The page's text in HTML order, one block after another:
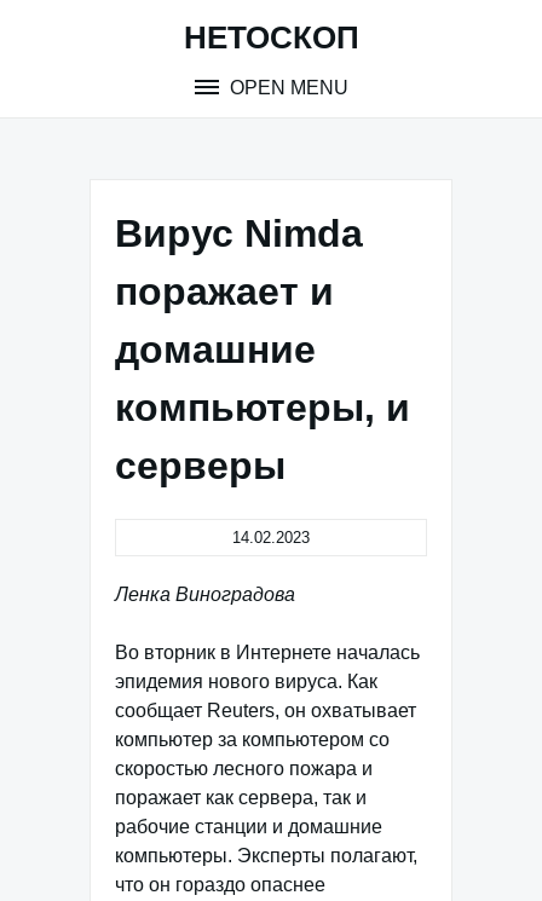
НЕТОСКОП
OPEN MENU
Вирус Nimda
поражает и
домашние
компьютеры, и
серверы
14.02.2023
Ленка Виноградова
Во вторник в Интернете началась
эпидемия нового вируса. Как
сообщает Reuters, он охватывает
компьютер за компьютером со
скоростью лесного пожара и
поражает как сервера, так и
рабочие станции и домашние
компьютеры. Эксперты полагают,
что он гораздо опаснее